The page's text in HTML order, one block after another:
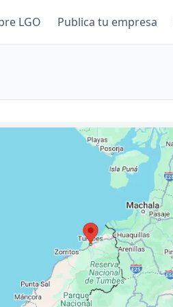
LGO Publica tu empresa